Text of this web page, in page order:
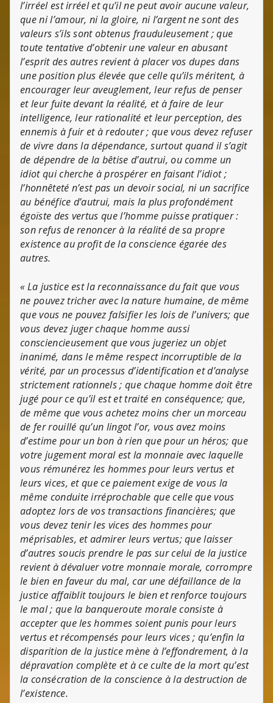
l’irréel est irréel et qu’il ne peut avoir aucune valeur,
que ni l’amour, ni la gloire, ni l’argent ne sont des
valeurs s’ils sont obtenus frauduleusement ; que
toute tentative d’obtenir une valeur en abusant
l’esprit des autres revient à placer vos dupes dans
une position plus élevée que celle qu’ils méritent, à
encourager leur aveuglement, leur refus de penser
et leur fuite devant la réalité, et à faire de leur
intelligence, leur rationalité et leur perception, des
ennemis à fuir et à redouter ; que vous devez refuser
de vivre dans la dépendance, surtout quand il s’agit
de dépendre de la bêtise d’autrui, ou comme un
idiot qui cherche à prospérer en faisant l’idiot ;
l’honnêteté n’est pas un devoir social, ni un sacrifice
au bénéfice d’autrui, mais la plus profondément
égoïste des vertus que l’homme puisse pratiquer :
son refus de renoncer à la réalité de sa propre
existence au profit de la conscience égarée des
autres.
« La justice est la reconnaissance du fait que vous
ne pouvez tricher avec la nature humaine, de même
que vous ne pouvez falsifier les lois de l’univers; que
vous devez juger chaque homme aussi
consciencieusement que vous jugeriez un objet
inanimé, dans le même respect incorruptible de la
vérité, par un processus d’identification et d’analyse
strictement rationnels ; que chaque homme doit être
jugé pour ce qu’il est et traité en conséquence; que,
de même que vous achetez moins cher un morceau
de fer rouillé qu’un lingot l’or, vous avez moins
d’estime pour un bon à rien que pour un héros; que
votre jugement moral est la monnaie avec laquelle
vous rémunérez les hommes pour leurs vertus et
leurs vices, et que ce paiement exige de vous la
même conduite irréprochable que celle que vous
adoptez lors de vos transactions financières; que
vous devez tenir les vices des hommes pour
méprisables, et admirer leurs vertus; que laisser
d’autres soucis prendre le pas sur celui de la justice
revient à dévaluer votre monnaie morale, corrompre
le bien en faveur du mal, car une défaillance de la
justice affaiblit toujours le bien et renforce toujours
le mal ; que la banqueroute morale consiste à
accepter que les hommes soient punis pour leurs
vertus et récompensés pour leurs vices ; qu’enfin la
disparition de la justice mène à l’effondrement, à la
dépravation complète et à ce culte de la mort qu’est
la consécration de la conscience à la destruction de
l’existence.